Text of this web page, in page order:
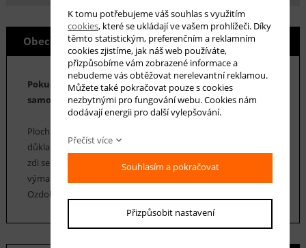
Obecné info
Pokud v našem e-shopu zakoupíte obraz, dostanete tuto
samolepku od nás zdarma.
Plocha, na kterou bude samolepka lepena, musí být rovná,
důkladně suchá a bezprašná. V případě předchozího malování
zdi se doporučuje lepit samolepku nejdříve za 1 měsíc od
výmalby.
Ozdobte si např. skříň, dveře apod. netradiční dekorací.
K tomu potřebujeme váš souhlas s využitím
cookies, které se ukládají ve vašem prohlížeči. Díky
těmto statistickým, preferenčním a reklamním
cookies zjistíme, jak náš web používáte,
přizpůsobíme vám zobrazené informace a
nebudeme vás obtěžovat nerelevantní reklamou.
Můžete také pokračovat pouze s cookies
nezbytnými pro fungování webu. Cookies nám
dodávají energii pro další vylepšování.
Přečíst více
Souhlasím a pokračovat
Přizpůsobit nastavení